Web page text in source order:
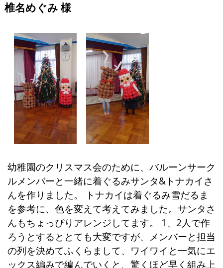
椎名めぐみ 様
幼稚園のクリスマス会のために、バルーンサーク
ルメンバーと一緒に着ぐるみサンタ&トナカイさ
んを作りました。 トナカイは着ぐるみ雪だるま
を参考に、色を変えて考えてみました。サンタさ
んもちょっぴりアレンジしてます。 1、2人で作
ろうとするととても大変ですが、メンバーと担当
の列を決めてふくらまして、ワイワイと一気にエ
ックス編みで編んでいくと、驚くほど早く組み上